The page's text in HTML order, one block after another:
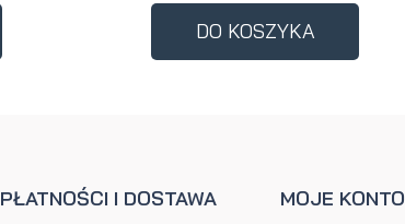
DO KOSZYKA
PŁATNOŚCI I DOSTAWA MOJE KONTO